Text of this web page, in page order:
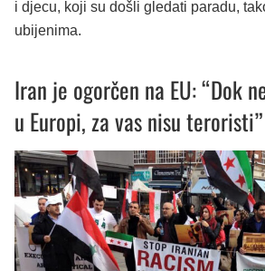
i djecu, koji su došli gledati paradu,
ubijenima.
Iran je ogorčen na EU: “Dok
u Europi, za vas nisu teroristi”